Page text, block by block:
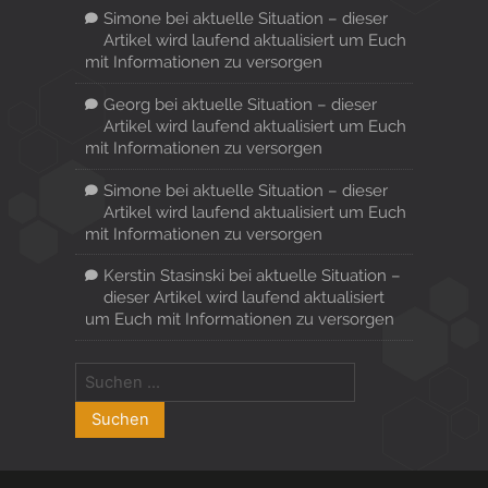
Simonebei aktuelle Situation – dieser
Artikel wird laufend aktualisiert um Euch
mit Informationen zu versorgen
Georg bei aktuelle Situation – dieser
Artikel wird laufend aktualisiert um Euch
mit Informationen zu versorgen
Simonebei aktuelle Situation – dieser
Artikel wird laufend aktualisiert um Euch
mit Informationen zu versorgen
Kerstin Stasinski bei aktuelle Situation –
dieser Artikel wird laufend aktualisiert
um Euch mit Informationen zu versorgen